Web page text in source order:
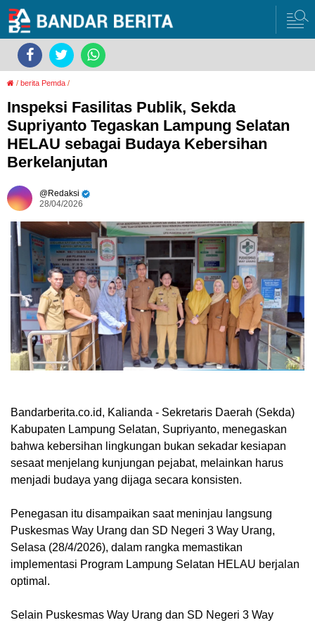
/ berita Pemda /
Inspeksi Fasilitas Publik, Sekda
Supriyanto Tegaskan Lampung Selatan
HELAU sebagai Budaya Kebersihan
Berkelanjutan
Redaksi
28/04/2026
Bandarberita.co.id, Kalianda - Sekretaris Daerah (Sekda)
Kabupaten Lampung Selatan, Supriyanto, menegaskan
bahwa kebersihan lingkungan bukan sekadar kesiapan
sesaat menjelang kunjungan pejabat, melainkan harus
menjadi budaya yang dijaga secara konsisten.
Penegasan itu disampaikan saat meninjau langsung
Puskesmas Way Urang dan SD Negeri 3 Way Urang,
Selasa (28/4/2026), dalam rangka memastikan
implementasi Program Lampung Selatan HELAU berjalan
optimal.
Selain Puskesmas Way Urang dan SD Negeri 3 Way